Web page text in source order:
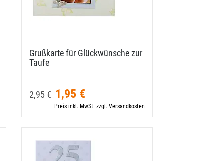
Grußkarte für Glückwünsche zur
Taufe
2,95 € 1,95 €
Preis inkl. MwSt. zzgl. Versandkosten